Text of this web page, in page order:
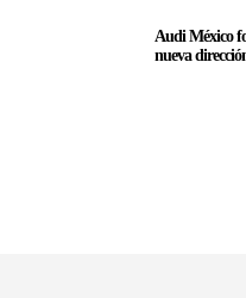
Audi México
nueva